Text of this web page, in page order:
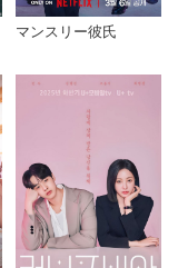
マンスリー彼氏